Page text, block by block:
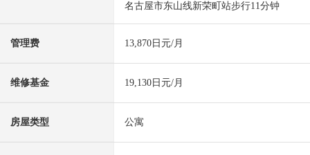
名古屋市东山线新荣町站步行11分钟
管理费 13,870日元/月
维修基金 19,130日元/月
房屋类型 公寓